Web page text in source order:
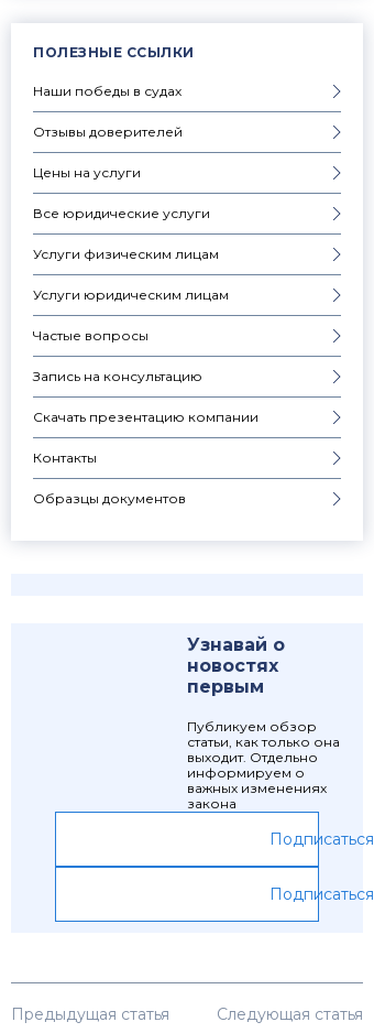
ПОЛЕЗНЫЕ ССЫЛКИ
Наши победы в судах
Отзывы доверителей
Цены на услуги
Все юридические услуги
Услуги физическим лицам
Услуги юридическим лицам
Частые вопросы
Запись на консультацию
Скачать презентацию компании
Контакты
Образцы документов
Узнавай о
новостях
первым
Публикуем обзор
статьи, как только она
выходит. Отдельно
информируем о
важных изменениях
закона
Подписаться
Подписаться
Предыдущая статья Следующая статья